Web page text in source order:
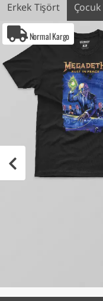
Erkek Tişört
Normal Kargo